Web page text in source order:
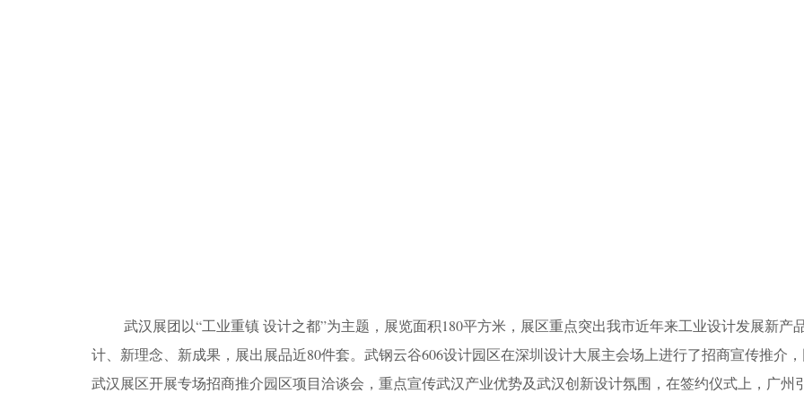
武汉展团以“工业重镇 设计之都”为主题，展览面积180平方米，展区重点突出我市近年来工业设计发展新产
计、新理念、新成果，展出展品近80件套。武钢云谷606设计园区在深圳设计大展主会场上进行了招商宣传推介
武汉展区开展专场招商推介园区项目洽谈会，重点宣传武汉产业优势及武汉创新设计氛围，在签约仪式上，广州